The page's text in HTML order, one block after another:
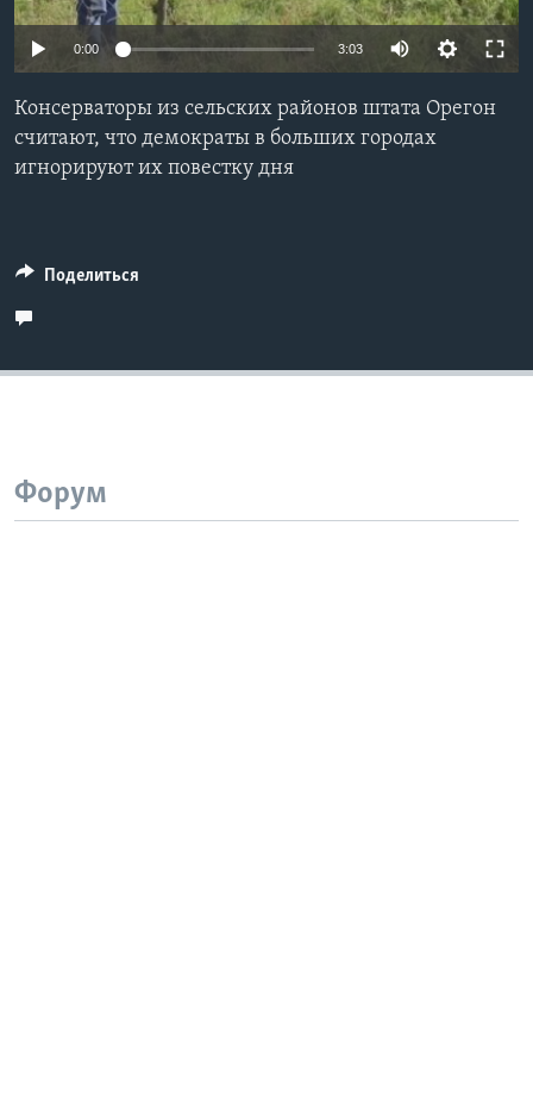
Learning English
СОЦИАЛЬНЫЕ СЕТИ
0:00 3:03
Консерваторы из сельских районов штата Орегон
считают, что демократы в больших городах
игнорируют их повестку дня
Поделиться
Форум